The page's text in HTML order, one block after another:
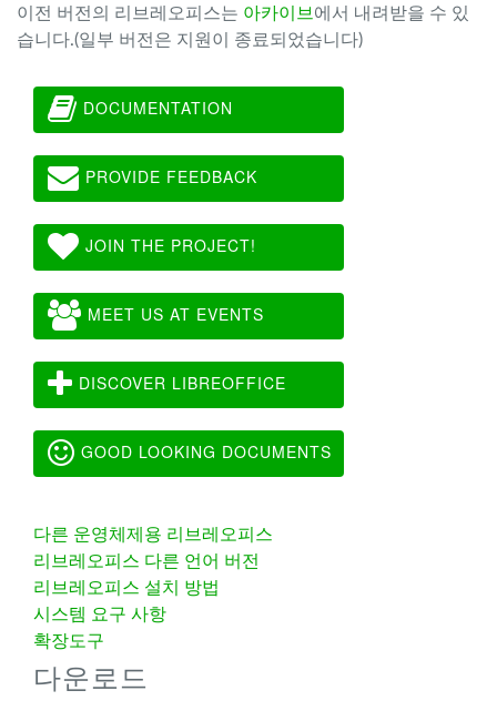
이전 버전의 리브레오피스는 아카이브 에서 내려받을 수 있
습니다.(일부 버전은 지원이 종료되었습니다)
DOCUMENTATION
PROVIDE FEEDBACK
JOIN THE PROJECT!
MEET US AT EVENTS
DISCOVER LIBREOFFICE
GOOD LOOKING DOCUMENTS
다른 운영체제용 리브레오피스
리브레오피스 다른 언어 버전
리브레오피스 설치 방법
시스템 요구 사항
확장도구
다운로드